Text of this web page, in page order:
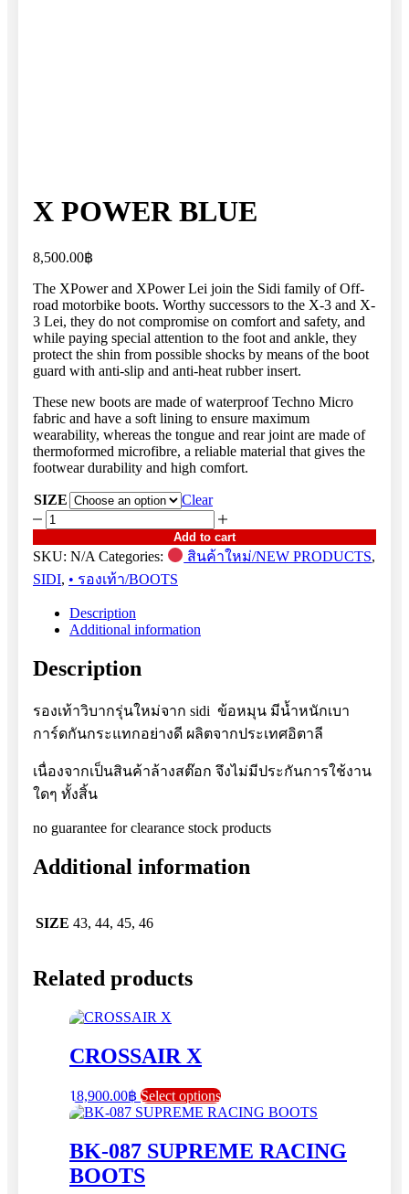
X POWER BLUE
8,500.00฿
The XPower and XPower Lei join the Sidi family of Off-
road motorbike boots. Worthy successors to the X-3 and X-
3 Lei, they do not compromise on comfort and safety, and
while paying special attention to the foot and ankle, they
protect the shin from possible shocks by means of the boot
guard with anti-slip and anti-heat rubber insert.
These new boots are made of waterproof Techno Micro
fabric and have a soft lining to ensure maximum
wearability, whereas the tongue and rear joint are made of
thermoformed microfibre, a reliable material that gives the
footwear durability and high comfort.
SIZE
Clear
X
POWER
BLUE
quantity
Add to cart
SKU: N/A Categories: สินค้าใหม่/NEW PRODUCTS,
SIDI, • รองเท้า/BOOTS
Description
Additional information
Description
รองเท้าวิบากรุ่นใหม่จาก sidi ข้อหมุน มีน้ำหนักเบา
การ์ดกันกระแทกอย่างดี ผลิตจากประเทศอิตาลี
เนื่องจากเป็นสินค้าล้างสต๊อก จึงไม่มีประกันการใช้งาน
ใดๆ ทั้งสิ้น
no guarantee for clearance stock products
Additional information
SIZE 43, 44, 45, 46
Related products
CROSSAIR X
18,900.00฿ Select optionsThis
product
multiple
variants.
BK-087 SUPREME RACING
BOOTS